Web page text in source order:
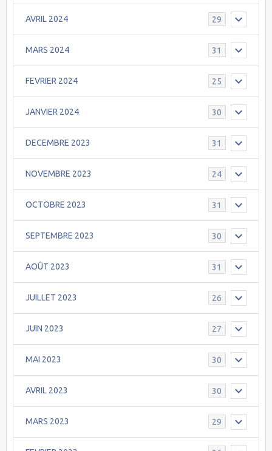
AVRIL 2024 29
MARS 2024 31
FEVRIER 2024 25
JANVIER 2024 30
DECEMBRE 2023 31
NOVEMBRE 2023 24
OCTOBRE 2023 31
SEPTEMBRE 2023 30
AOÛT 2023 31
JUILLET 2023 26
JUIN 2023 27
MAI 2023 30
AVRIL 2023 30
MARS 2023 29